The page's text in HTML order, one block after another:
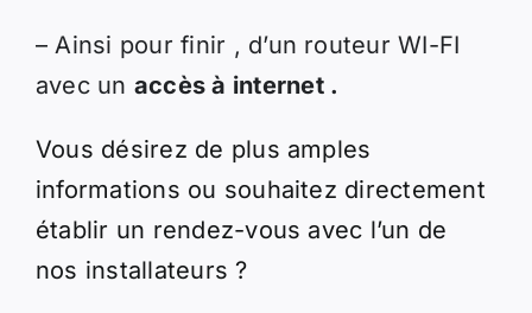
– Ainsi pour finir , d’un routeur WI-FI
avec un accès à internet .
Vous désirez de plus amples
informations ou souhaitez directement
établir un rendez-vous avec l’un de
nos installateurs ?